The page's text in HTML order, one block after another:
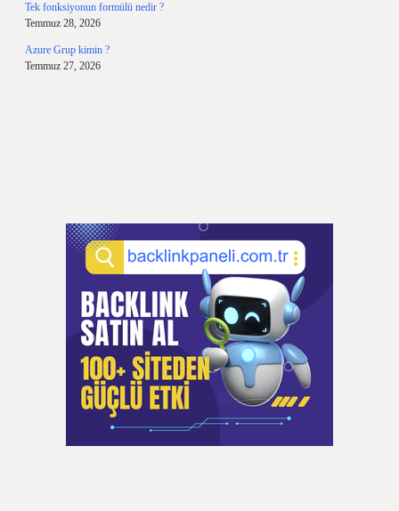
Tek fonksiyonun formülü nedir ?
Temmuz 28, 2026
Azure Grup kimin ?
Temmuz 27, 2026